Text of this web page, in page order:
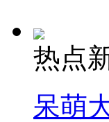
热点
呆萌